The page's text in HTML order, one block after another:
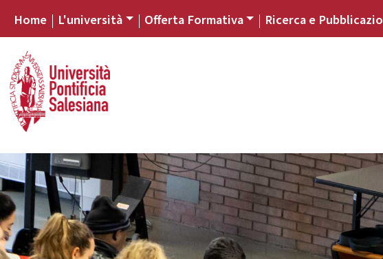
Home L'università Offerta Formativa Ricerca e